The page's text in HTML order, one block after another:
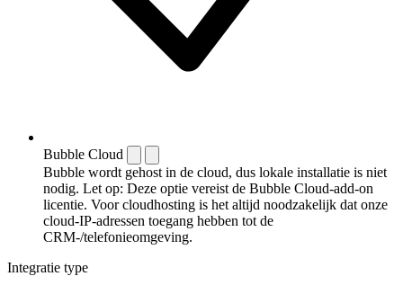
Bubble Cloud
Bubble wordt gehost in de cloud, dus lokale installatie is niet
nodig. Let op: Deze optie vereist de Bubble Cloud-add-on
licentie. Voor cloudhosting is het altijd noodzakelijk dat onze
cloud-IP-adressen toegang hebben tot de
CRM-/telefonieomgeving.
Integratie type